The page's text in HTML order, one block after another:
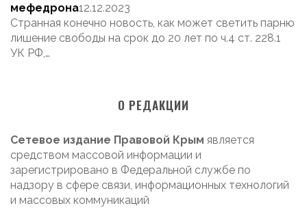
мефедрона12.12.2023
Странная конечно новость, как может светить парню
лишение свободы на срок до 20 лет по ч.4 ст. 228.1
УК РФ,…
О РЕДАКЦИИ
Сетевое издание Правовой Крым является
средством массовой информации и
зарегистрировано в Федеральной службе по
надзору в сфере связи, информационных технологий
и массовых коммуникаций